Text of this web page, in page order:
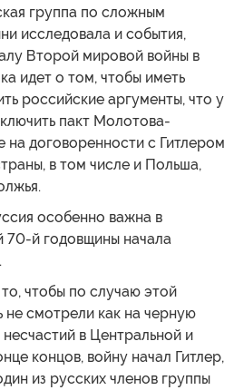
группа по сложным
исследовала и события,
Второй мировой войны в
идет о том, чтобы иметь
российские аргументы, что у
пакт Молотова-
на договоренности с Гитлером
в том числе и Польша,
особенно важна в
70-й годовщины начала
чтобы по случаю этой
не смотрели как на черную
в Центральной и
концов, войну начал Гитлер,
из русских членов группы